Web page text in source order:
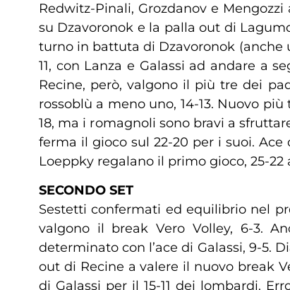
Redwitz-Pinali, Grozdanov e
su Dzavoronok e la palla out di
turno in battuta di Dzavoronok (anche
11, con Lanza e Galassi ad andare a
Recine, però, valgono il più tre dei
rossoblù a meno uno, 14-13. Nuovo
18, ma i romagnoli sono bravi a
ferma il gioco sul 22-20 per i suoi.
Loeppky regalano il primo gioco, 25-22
SECONDO SET
Sestetti confermati ed equilibrio nel
valgono il break Vero Volley, 6-3.
determinato con l’ace di Galassi, 9-5.
out di Recine a valere il nuovo break
di Galassi per il 15-11 dei lombardi.